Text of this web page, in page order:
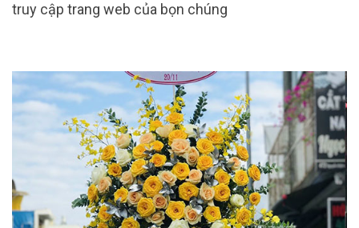
truy cập trang web của bọn chúng